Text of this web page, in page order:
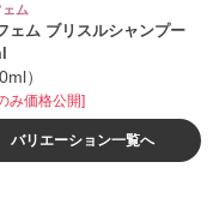
ェム
ェム ブリスルシャンプー
）
み価格公開]
バリエーション一覧へ